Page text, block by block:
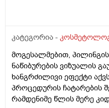
მოშორება. პირველი
გაქრა მაგრამ პრობლემა
გამირკვევია
შეცვლილი. ინტერნეტში
და როგორც გავიგე ამას
რაც ქართულად არ ვიცი
არის ლაქის სახეობა
კატეგორია -
მოგესალმებით,
ნაწიბურების ვიზუალის
ხანგრძილივი ეფექტი
პროცედურის ჩატარების
რამდენიმე წლის მერე